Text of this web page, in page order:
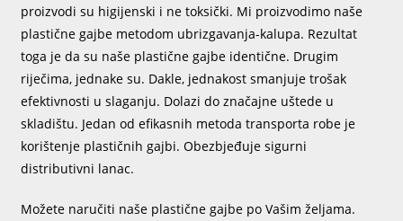
proizvodi su higijenski i ne toksički. Mi proizvodimo naše
plastične gajbe metodom ubrizgavanja-kalupa. Rezultat
toga je da su naše plastične gajbe identične. Drugim
riječima, jednake su. Dakle, jednakost smanjuje trošak
efektivnosti u slaganju. Dolazi do značajne uštede u
skladištu. Jedan od efikasnih metoda transporta robe je
korištenje plastičnih gajbi. Obezbjeđuje sigurni
distributivni lanac.
Možete naručiti naše plastične gajbe po Vašim željama.